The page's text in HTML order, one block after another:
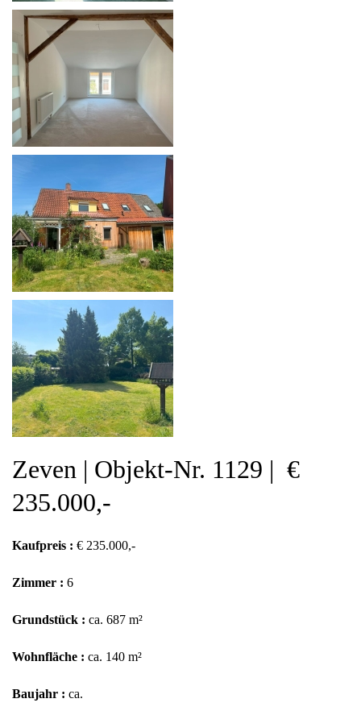
Zeven | Objekt-Nr. 1129 | €
235.000,-
Kaufpreis : € 235.000,-
Zimmer : 6
Grundstück : ca. 687 m²
Wohnfläche : ca. 140 m²
Baujahr : ca.